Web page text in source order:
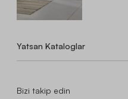
Yatsan Kataloglar
Bizi takip edin